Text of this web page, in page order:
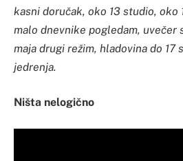
kasni doručak, oko 13 studio, oko
malo dnevnike pogledam, uvečer
maja drugi režim, hladovina do 17
jedrenja.
Ništa nelogično